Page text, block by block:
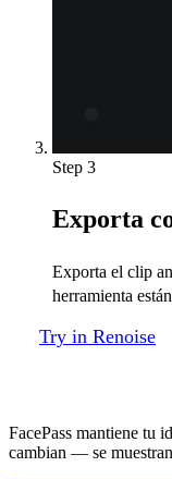
Step 3
Exporta
Exporta el clip
herramienta
Try in Renoise
FacePass mantiene tu
cambian — se